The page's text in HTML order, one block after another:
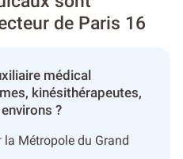
de Paris 16
médical
kinésithérapeutes,
?
la Métropole du Grand